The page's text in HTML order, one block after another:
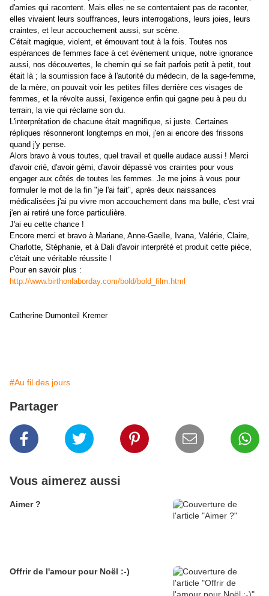
d'amies qui racontent. Mais elles ne se contentaient pas de raconter,
elles vivaient leurs souffrances, leurs interrogations, leurs joies, leurs
craintes, et leur accouchement aussi, sur scène.
C'était magique, violent, et émouvant tout à la fois. Toutes nos
espérances de femmes face à cet évènement unique, notre ignorance
aussi, nos découvertes, le chemin qui se fait parfois petit à petit, tout
était là ; la soumission face à l'autorité du médecin, de la sage-femme,
de la mère, on pouvait voir les petites filles derrière ces visages de
femmes, et la révolte aussi, l'exigence enfin qui gagne peu à peu du
terrain, la vie qui réclame son du.
L'interprétation de chacune était magnifique, si juste. Certaines
répliques résonneront longtemps en moi, j'en ai encore des frissons
quand j'y pense.
Alors bravo à vous toutes, quel travail et quelle audace aussi ! Merci
d'avoir crié, d'avoir gémi, d'avoir dépassé vos craintes pour vous
engager aux côtés de toutes les femmes. Je me joins à vous pour
formuler le mot de la fin "je l'ai fait", après deux naissances
médicalisées j'ai pu vivre mon accouchement dans ma bulle, c'est vrai
j'en ai retiré une force particulière.
J'ai eu cette chance !
Encore merci et bravo à Mariane, Anne-Gaelle, Ivana, Valérie, Claire,
Charlotte, Stéphanie, et à Dali d'avoir interprété et produit cette pièce,
c'était une véritable réussite !
Pour en savoir plus :
http://www.birthonlaborday.com/bold/bold_film.html
Catherine Dumonteil Kremer
#Au fil des jours
Partager
Vous aimerez aussi
Aimer ?
Offrir de l'amour pour Noël :-)